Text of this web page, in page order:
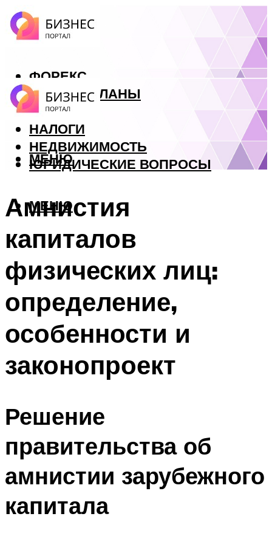
ФОРЕКС
БИЗНЕС ПЛАНЫ
КРЕДИТЫ
НАЛОГИ
НЕДВИЖИМОСТЬ
ЮРИДИЧЕСКИЕ ВОПРОСЫ
МЕНЮ
МЕНЮ
Амнистия
капиталов
физических лиц:
определение,
особенности и
законопроект
Решение
правительства об
амнистии зарубежного
капитала